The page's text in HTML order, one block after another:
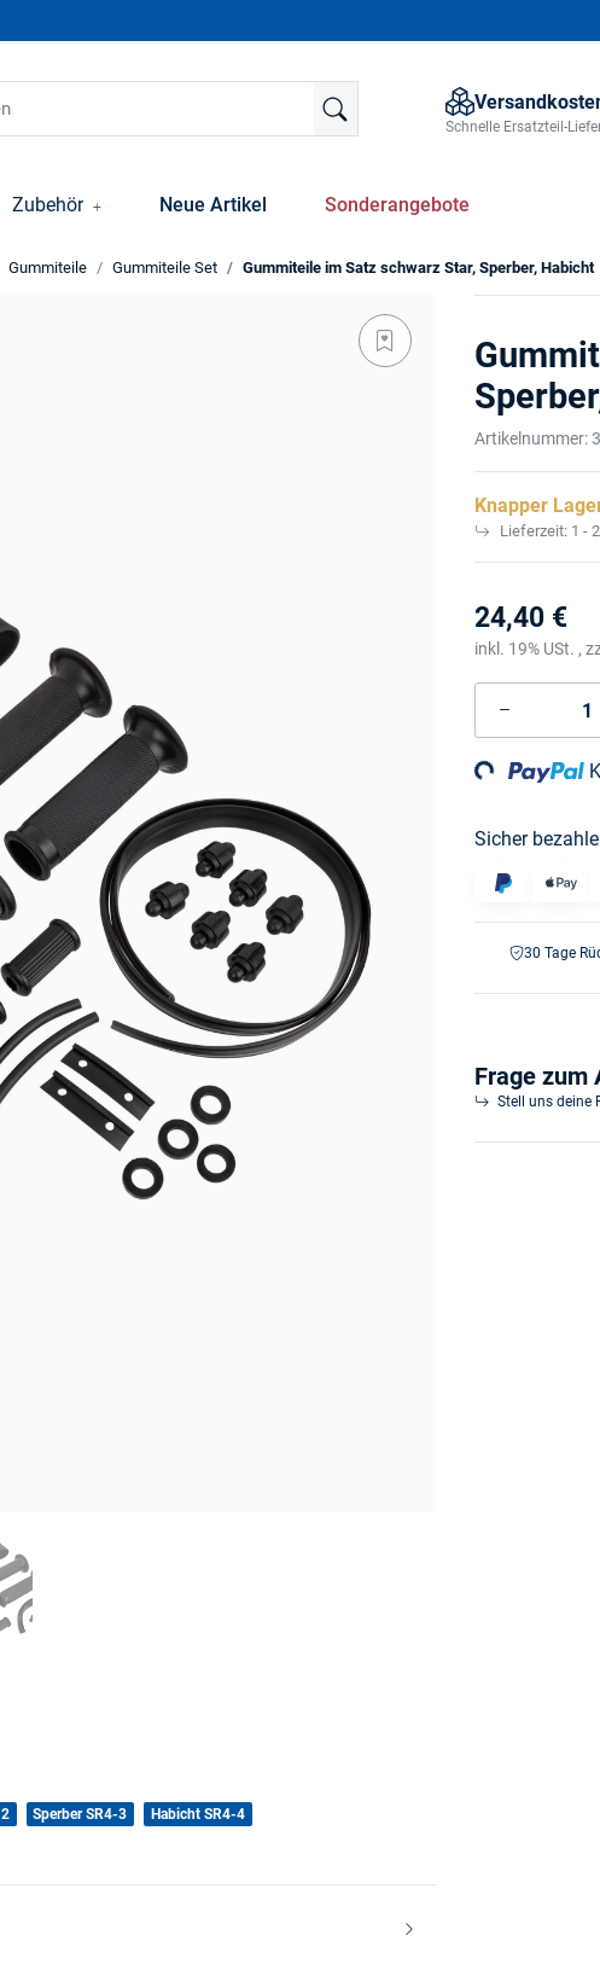
Schnelle Ersatzteil-
Zubehör Neue Artikel Sonderangebote
Gummiteile Gummiteile Set Gummiteile im Satz schwarz Star, Sperber, Habicht
Artikelnummer:
Knapper
Lieferzeit: 1 -
24,40 €
inkl. 19% USt. ,
Loading...
Sicher
30 Tage
Frage zum
Stell uns deine
Sperber SR4-3 Habicht SR4-4